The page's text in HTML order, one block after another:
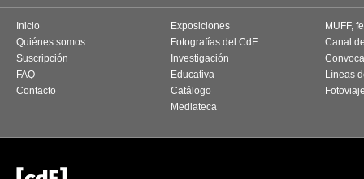
Inicio
Quiénes somos
Suscripción
FAQ
Contacto
Exposiciones
Fotografías del CdF
Investigación
Educativa
Catálogo
Mediateca
MUFF,
Canal
Líneas